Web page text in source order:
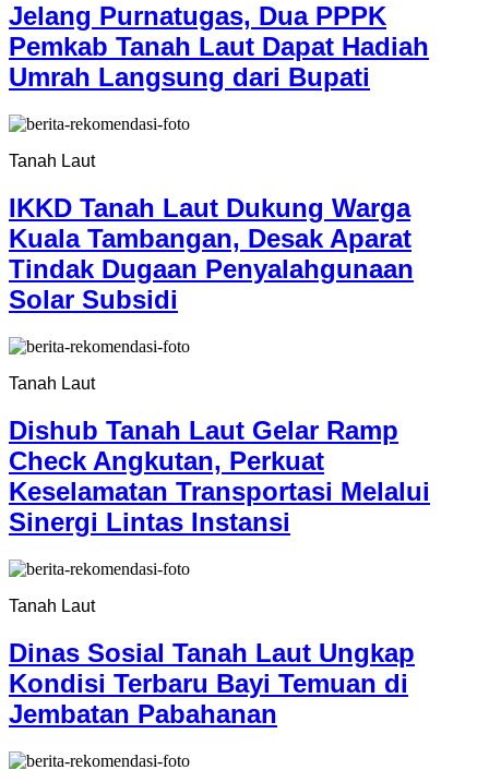
Jelang Purnatugas, Dua PPPK
Pemkab Tanah Laut Dapat Hadiah
Umrah Langsung dari Bupati
Tanah Laut
IKKD Tanah Laut Dukung Warga
Kuala Tambangan, Desak Aparat
Tindak Dugaan Penyalahgunaan
Solar Subsidi
Tanah Laut
Dishub Tanah Laut Gelar Ramp
Check Angkutan, Perkuat
Keselamatan Transportasi Melalui
Sinergi Lintas Instansi
Tanah Laut
Dinas Sosial Tanah Laut Ungkap
Kondisi Terbaru Bayi Temuan di
Jembatan Pabahanan